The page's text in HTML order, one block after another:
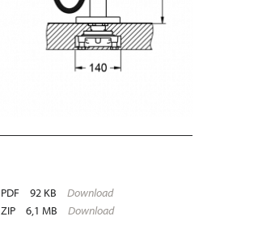
PDF 92 KB
Download
ZIP 6,1 MB Download